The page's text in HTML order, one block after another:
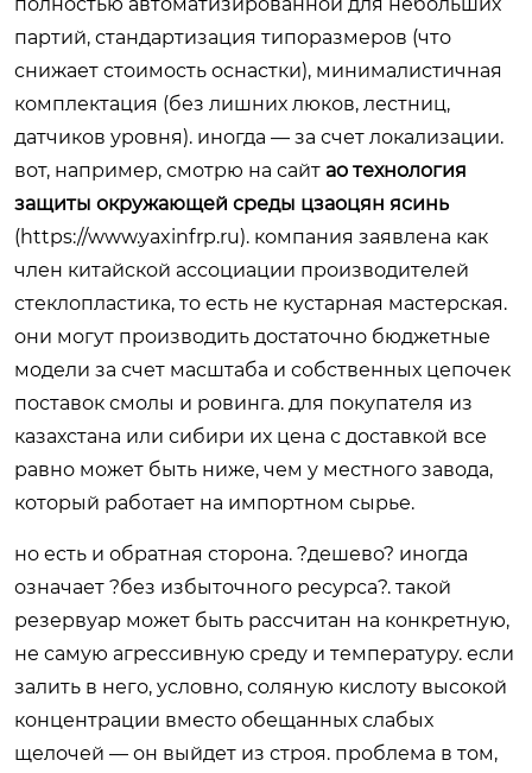
партий, стандартизация типоразмеров (что
снижает стоимость оснастки), минималистичная
комплектация (без лишних люков, лестниц,
датчиков уровня). иногда — за счет локализации.
вот, например, смотрю на сайт ао технология
защиты окружающей среды цзаоцян ясинь
(https://www.yaxinfrp.ru). компания заявлена как
член китайской ассоциации производителей
стеклопластика, то есть не кустарная мастерская.
они могут производить достаточно бюджетные
модели за счет масштаба и собственных цепочек
поставок смолы и ровинга. для покупателя из
казахстана или сибири их цена с доставкой все
равно может быть ниже, чем у местного завода,
который работает на импортном сырье.
но есть и обратная сторона. ?дешево? иногда
означает ?без избыточного ресурса?. такой
резервуар может быть рассчитан на конкретную,
не самую агрессивную среду и температуру. если
залить в него, условно, соляную кислоту высокой
концентрации вместо обещанных слабых
щелочей — он выйдет из строя. проблема в том,